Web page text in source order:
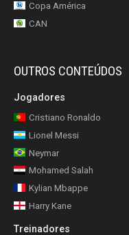
Copa América
CAN
OUTROS CONTEÚDOS
Jogadores
Cristiano Ronaldo
Lionel Messi
Neymar
Mohamed Salah
Kylian Mbappe
Harry Kane
Treinadores